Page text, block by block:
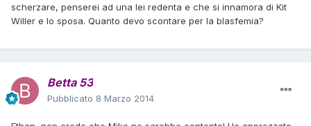
scherzare, penserei ad una lei redenta e che si innamora di Kit
Willer e lo sposa. Quanto devo scontare per la blasfemia?
Betta 53
Pubblicato 8 Marzo 2014